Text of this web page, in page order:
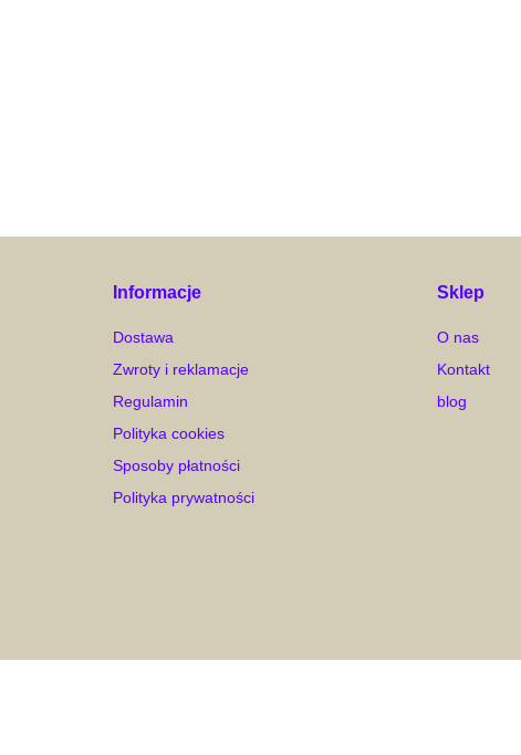
Informacje
Dostawa
Zwroty i reklamacje
Regulamin
Polityka cookies
Sposoby płatności
Polityka prywatności
Sklep
O nas
Kontakt
blog